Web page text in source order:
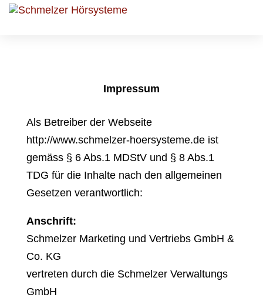
Impressum
Als Betreiber der Webseite
http://www.schmelzer-hoersysteme.de ist
gemäss § 6 Abs.1 MDStV und § 8 Abs.1
TDG für die Inhalte nach den allgemeinen
Gesetzen verantwortlich:
Anschrift:
Schmelzer Marketing und Vertriebs GmbH &
Co. KG
vertreten durch die Schmelzer Verwaltungs
GmbH